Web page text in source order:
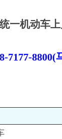
一机动车
8800(